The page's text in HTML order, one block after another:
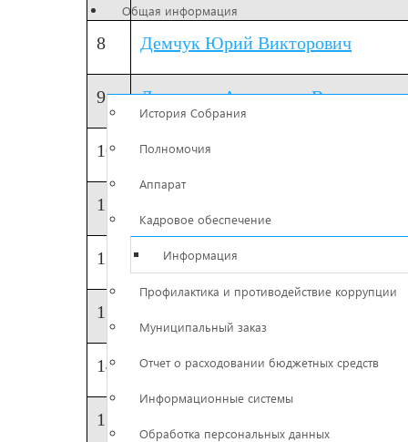
Общая информация
История Собрания
Полномочия
Аппарат
Кадровое обеспечение
Информация
Профилактика и противодействие коррупции
Муниципальный заказ
Отчет о расходовании бюджетных средств
Информационные системы
Обработка персональных данных
8 Демчук Юрий Викторович
9 Довженок Александр Валерьевич
10 Дубовский Сергей Васильевич
11
12 Иванов Вадим Владиславович
13
14 Кожаев Егор Константинович
15